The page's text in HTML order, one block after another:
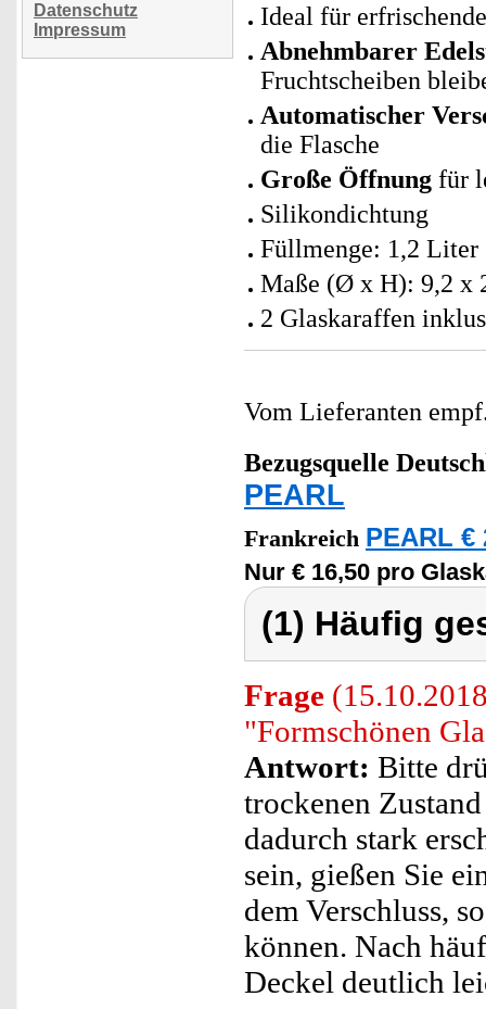
Datenschutz
Impressum
Ideal für
Abnehmbarer
Fruchtscheiben
Automatischer
die Flasche
Große Öffnung für
Silikondichtung
Füllmenge: 1,2 Liter
Maße (Ø x H): 9,2 x
2 Glaskaraffen
Vom Lieferanten
Bezugsquelle
PEARL
Frankreich PEARL €
Nur € 16,50 pro
(1) Häufig
Frage
"Formschönen
Antwort: Bitte
trockenen
dadurch stark
sein, gießen Sie
dem Verschluss,
können. Nach
Deckel deutlich